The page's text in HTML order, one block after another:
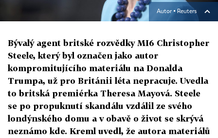
Autor ▪ Reuters
Bývalý agent britské rozvědky MI6 Christopher
Steele, který byl označen jako autor
kompromitujícího materiálu na Donalda
Trumpa, už pro Británii léta nepracuje. Uvedla
to britská premiérka Theresa Mayová. Steele
se po propuknutí skandálu vzdálil ze svého
londýnského domu a v obavě o život se skrývá
neznámo kde. Kreml uvedl, že autora materiálů